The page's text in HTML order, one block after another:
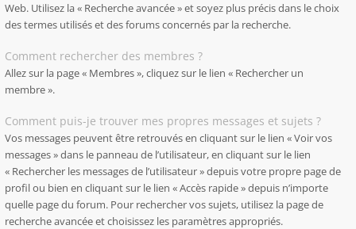
Web. Utilisez la « Recherche avancée » et soyez plus précis dans le choix
des termes utilisés et des forums concernés par la recherche.
Comment rechercher des membres ?
Allez sur la page « Membres », cliquez sur le lien « Rechercher un
membre ».
Comment puis-je trouver mes propres messages et sujets ?
Vos messages peuvent être retrouvés en cliquant sur le lien « Voir vos
messages » dans le panneau de l’utilisateur, en cliquant sur le lien
« Rechercher les messages de l’utilisateur » depuis votre propre page de
profil ou bien en cliquant sur le lien « Accès rapide » depuis n’importe
quelle page du forum. Pour rechercher vos sujets, utilisez la page de
recherche avancée et choisissez les paramètres appropriés.